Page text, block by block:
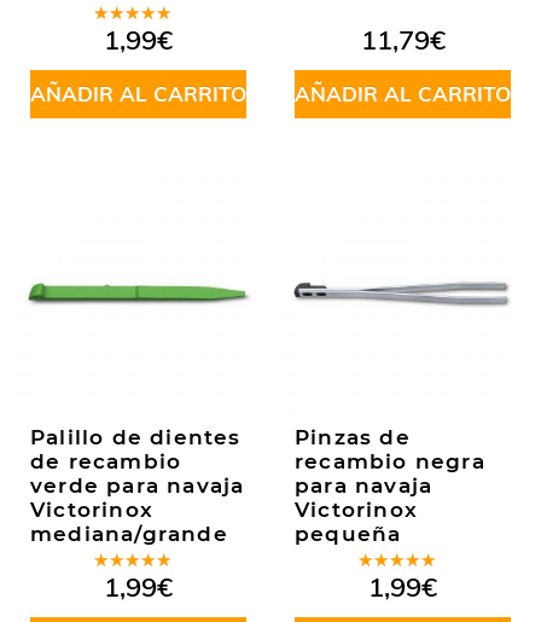
Valorado
en5.00de
5
1,99€
AÑADIR AL CARRITO
11,79€
AÑADIR AL CARRITO
Palillo de dientes
de recambio
verde para navaja
Victorinox
mediana/grande
Valorado
en5.00de
5
1,99€
Pinzas de
recambio negra
para navaja
Victorinox
pequeña
Valorado
en5.00de
5
1,99€